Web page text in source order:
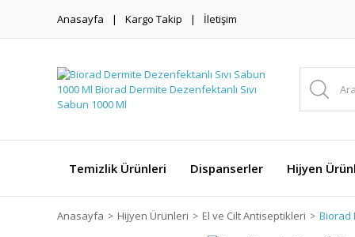
Anasayfa Kargo Takip İletişim
Temizlik Ürünleri Dispanserler Hijyen
Anasayfa Hijyen Ürünleri El ve Cilt Antiseptikleri Biorad